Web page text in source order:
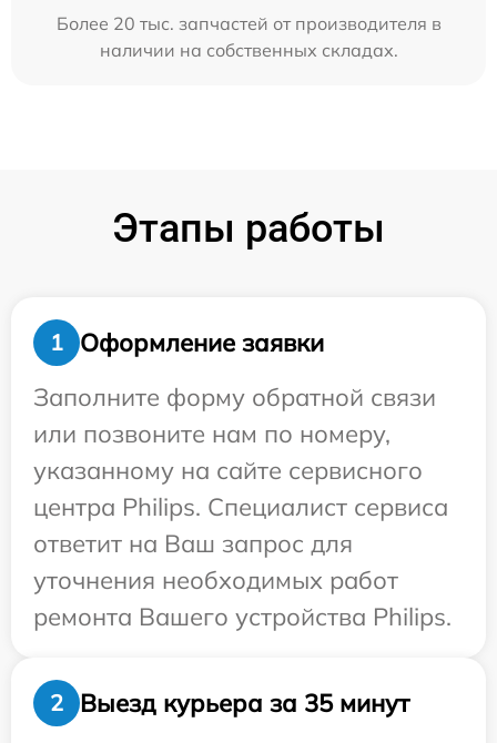
Более 20 тыс. запчастей от производителя в
наличии на собственных складах.
Этапы работы
1
Оформление заявки
Заполните форму обратной связи
или позвоните нам по номеру,
указанному на сайте сервисного
центра Philips. Специалист сервиса
ответит на Ваш запрос для
уточнения необходимых работ
ремонта Вашего устройства Philips.
2
Выезд курьера за 35 минут